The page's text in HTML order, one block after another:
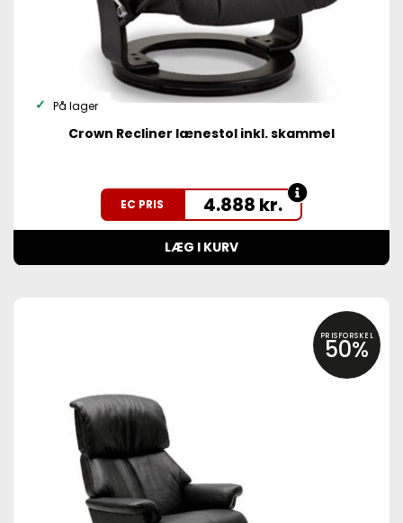
På lager
Crown Recliner lænestol inkl. skammel
EC PRIS 4.888 kr.
LÆG I KURV
PRISFORSKEL
50%